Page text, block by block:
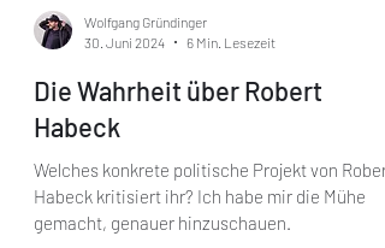
Wolfgang Gründinger
30. Juni 2024
6 Min. Lesezeit